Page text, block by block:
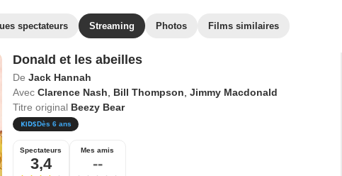
spectateurs Streaming Photos Films similaires
Donald et les abeilles
De Jack Hannah
Avec Clarence Nash Bill Thompson Jimmy Macdonald
Titre original Beezy Bear
Dès 6 ans
Spectateurs
3,4
Mes amis
--